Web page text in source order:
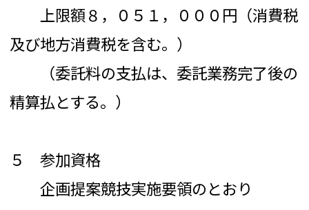
上限額８，０５１，０００円（消費税
及び地方消費税を含む。）
（委託料の支払は、委託業務完了後の
精算払とする。）
５ 参加資格
企画提案競技実施要領のとおり